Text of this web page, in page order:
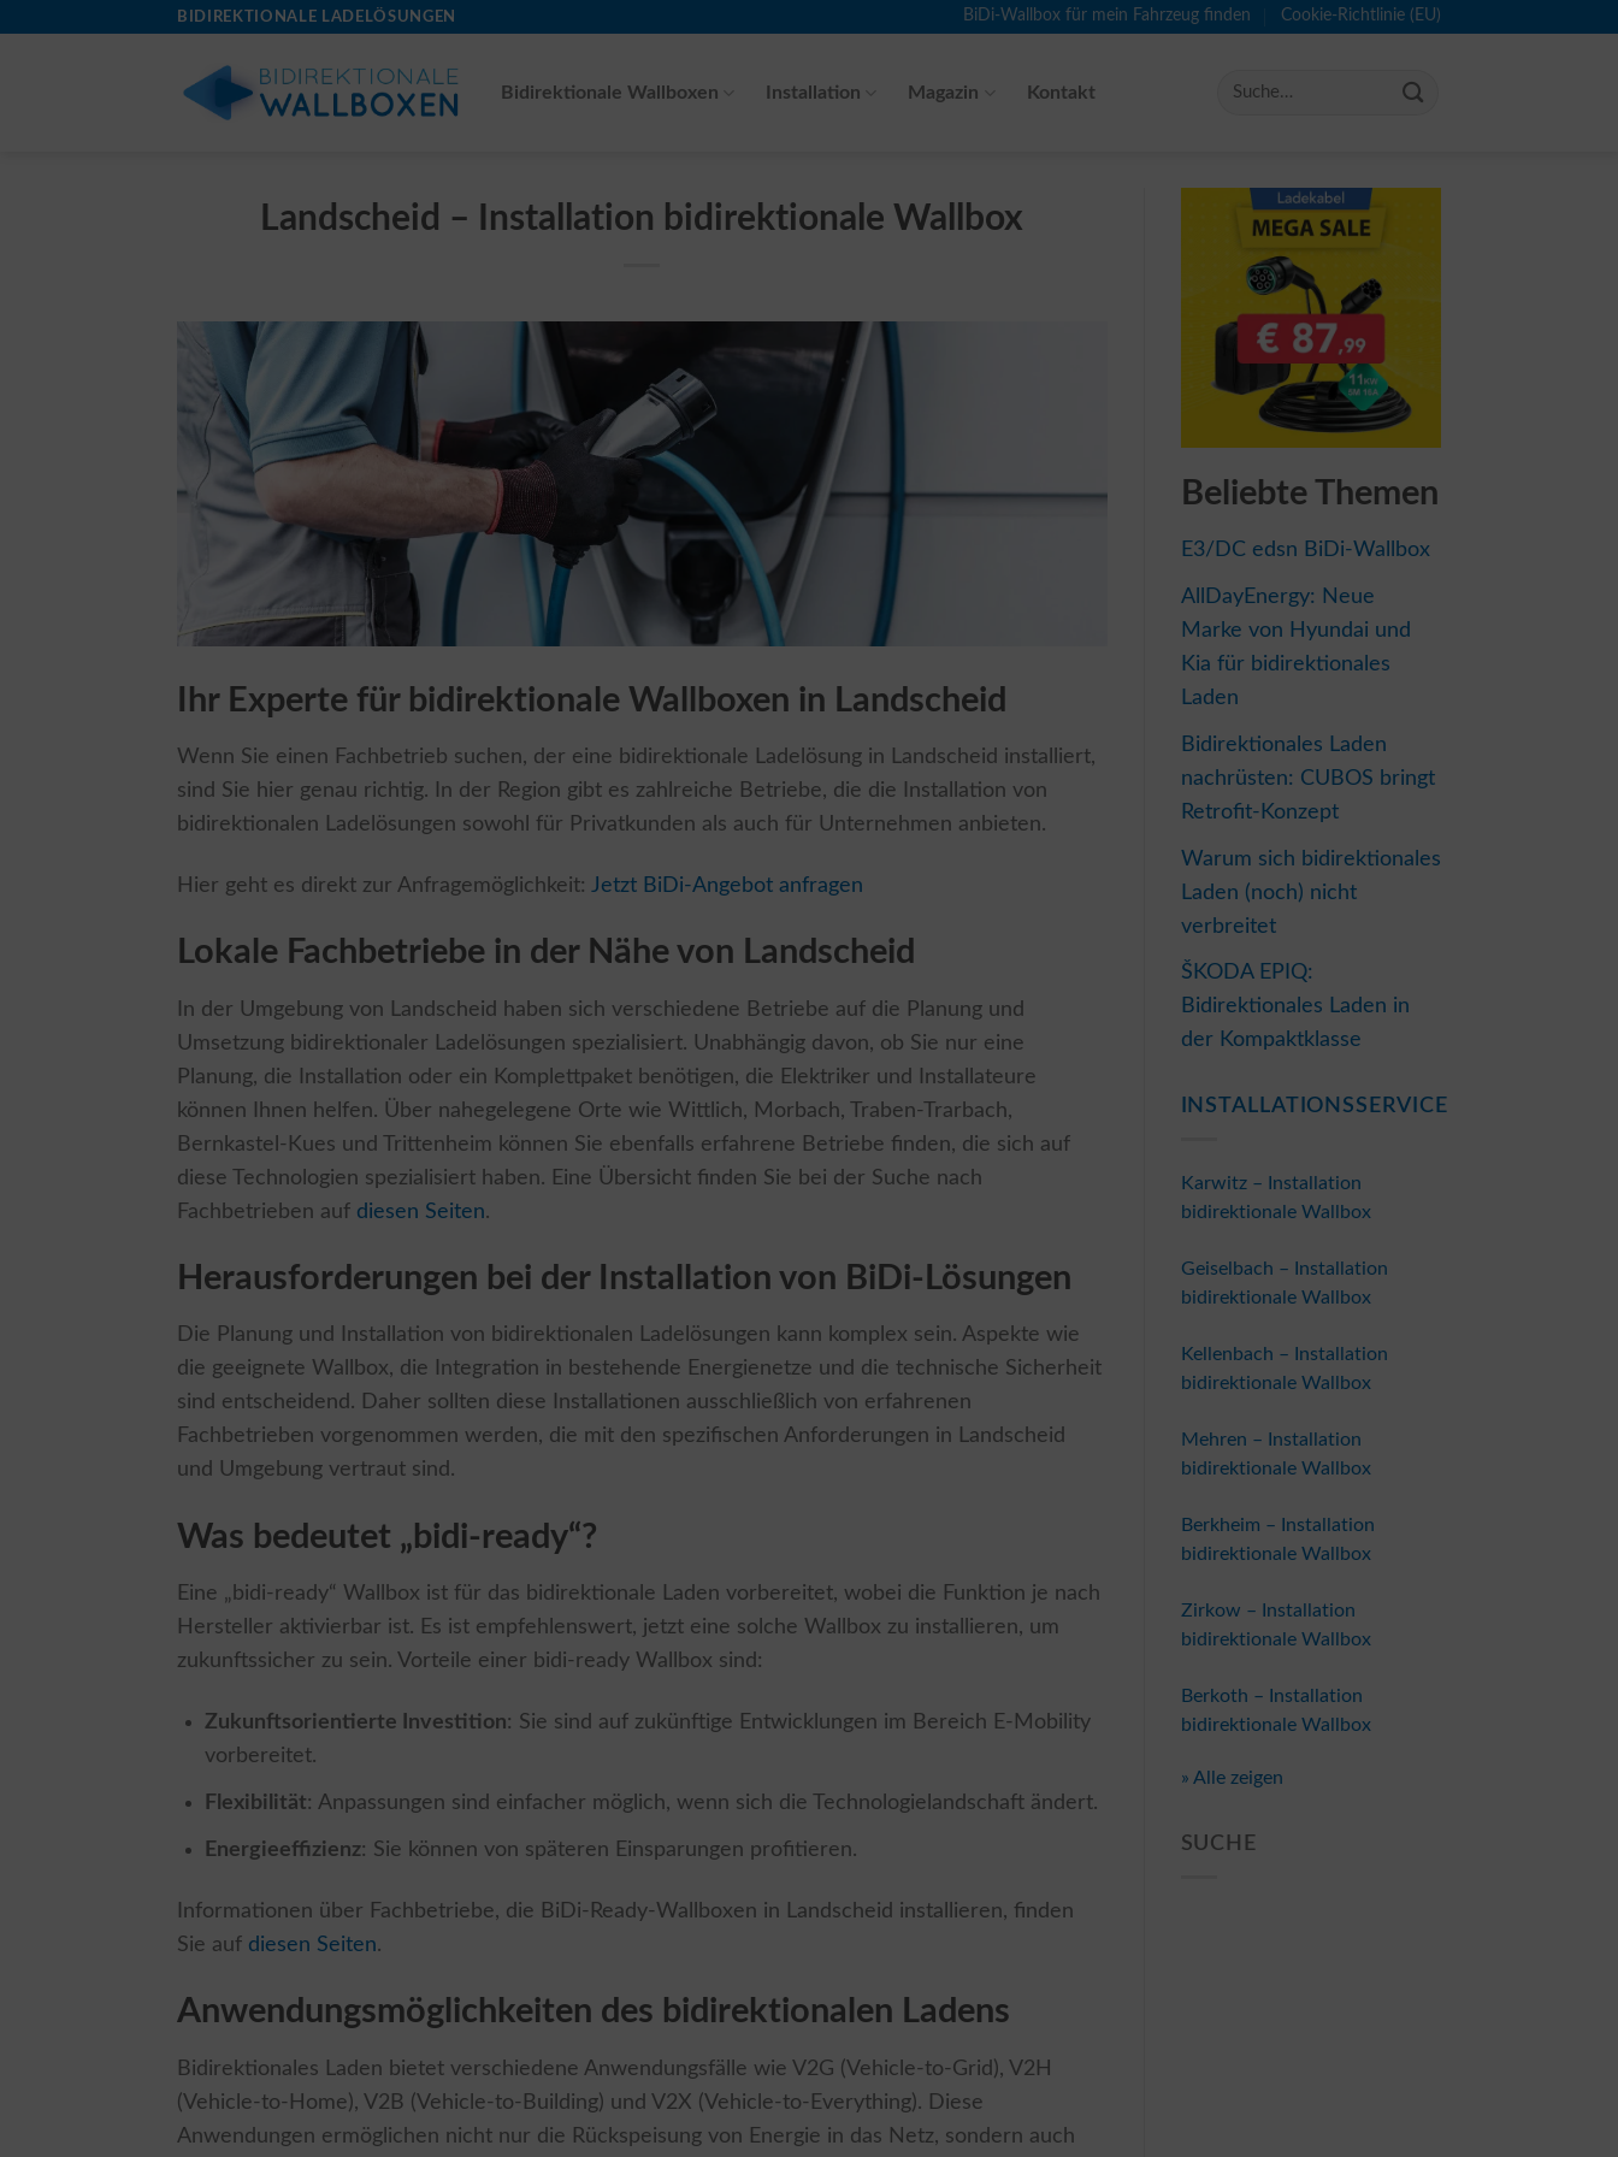
BIDIREKTIONALE LADELÖSUNGEN BiDi-Wallbox für mein Fahrzeug finden Cookie-Richtlinie (EU)
Bidirektionale Wallboxen Installation Magazin Kontakt
Landscheid – Installation bidirektionale Wallbox
Ihr Experte für bidirektionale Wallboxen in Landscheid
Wenn Sie einen Fachbetrieb suchen, der eine bidirektionale Ladelösung in Landscheid installiert,
sind Sie hier genau richtig. In der Region gibt es zahlreiche Betriebe, die die Installation von
bidirektionalen Ladelösungen sowohl für Privatkunden als auch für Unternehmen anbieten.
Hier geht es direkt zur Anfragemöglichkeit: Jetzt BiDi-Angebot anfragen
Lokale Fachbetriebe in der Nähe von Landscheid
In der Umgebung von Landscheid haben sich verschiedene Betriebe auf die Planung und
Umsetzung bidirektionaler Ladelösungen spezialisiert. Unabhängig davon, ob Sie nur eine
Planung, die Installation oder ein Komplettpaket benötigen, die Elektriker und Installateure
können Ihnen helfen. Über nahegelegene Orte wie Wittlich, Morbach, Traben-Trarbach,
Bernkastel-Kues und Trittenheim können Sie ebenfalls erfahrene Betriebe finden, die sich auf
diese Technologien spezialisiert haben. Eine Übersicht finden Sie bei der Suche nach
Fachbetrieben auf diesen Seiten.
Herausforderungen bei der Installation von BiDi-Lösungen
Die Planung und Installation von bidirektionalen Ladelösungen kann komplex sein. Aspekte wie
die geeignete Wallbox, die Integration in bestehende Energienetze und die technische Sicherheit
sind entscheidend. Daher sollten diese Installationen ausschließlich von erfahrenen
Fachbetrieben vorgenommen werden, die mit den spezifischen Anforderungen in Landscheid
und Umgebung vertraut sind.
Was bedeutet „bidi-ready“?
Eine „bidi-ready“ Wallbox ist für das bidirektionale Laden vorbereitet, wobei die Funktion je nach
Hersteller aktivierbar ist. Es ist empfehlenswert, jetzt eine solche Wallbox zu installieren, um
zukunftssicher zu sein. Vorteile einer bidi-ready Wallbox sind:
Zukunftsorientierte Investition: Sie sind auf zukünftige Entwicklungen im Bereich E-Mobility
vorbereitet.
Flexibilität: Anpassungen sind einfacher möglich, wenn sich die Technologielandschaft ändert.
Energieeffizienz: Sie können von späteren Einsparungen profitieren.
Informationen über Fachbetriebe, die BiDi-Ready-Wallboxen in Landscheid installieren, finden
Sie auf diesen Seiten.
Anwendungsmöglichkeiten des bidirektionalen Ladens
Bidirektionales Laden bietet verschiedene Anwendungsfälle wie V2G (Vehicle-to-Grid), V2H
(Vehicle-to-Home), V2B (Vehicle-to-Building) und V2X (Vehicle-to-Everything). Diese
Anwendungen ermöglichen nicht nur die Rückspeisung von Energie in das Netz, sondern auch
Beliebte Themen
E3/DC edsn BiDi-Wallbox
AllDayEnergy: Neue
Marke von Hyundai und
Kia für bidirektionales
Laden
Bidirektionales Laden
nachrüsten: CUBOS bringt
Retrofit-Konzept
Warum sich bidirektionales
Laden (noch) nicht
verbreitet
ŠKODA EPIQ:
Bidirektionales Laden in
der Kompaktklasse
INSTALLATIONSSERVICE
Karwitz – Installation
bidirektionale Wallbox
Geiselbach – Installation
bidirektionale Wallbox
Kellenbach – Installation
bidirektionale Wallbox
Mehren – Installation
bidirektionale Wallbox
Berkheim – Installation
bidirektionale Wallbox
Zirkow – Installation
bidirektionale Wallbox
Berkoth – Installation
bidirektionale Wallbox
» Alle zeigen
SUCHE